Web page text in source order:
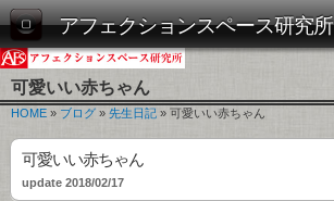
アフェクションスペース研究所
可愛いい赤ちゃん
HOME » ブログ » 先生日記 » 可愛いい赤ちゃん
可愛いい赤ちゃん
update 2018/02/17